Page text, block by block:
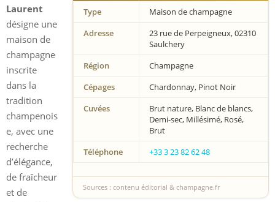
Type
Maison de champagne
Adresse
23 rue de Perpeigneux, 02310
Saulchery
Région
Champagne
Cépages
Chardonnay, Pinot Noir
Cuvées
Brut nature, Blanc de blancs,
Demi-sec, Millésimé, Rosé,
Brut
Téléphone
+33 3 23 82 62 48
Sources : contenu éditorial & champagne.fr
Laurent
désigne une
maison de
champagne
inscrite
dans la
tradition
champenois
e, avec une
recherche
d’élégance,
de fraîcheur
et de